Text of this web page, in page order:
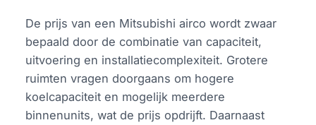
De prijs van een Mitsubishi airco wordt zwaar
bepaald door de combinatie van capaciteit,
uitvoering en installatiecomplexiteit. Grotere
ruimten vragen doorgaans om hogere
koelcapaciteit en mogelijk meerdere
binnenunits, wat de prijs opdrijft. Daarnaast